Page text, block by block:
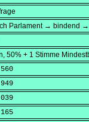
Parlament → bindend →
50% + 1 Stimme